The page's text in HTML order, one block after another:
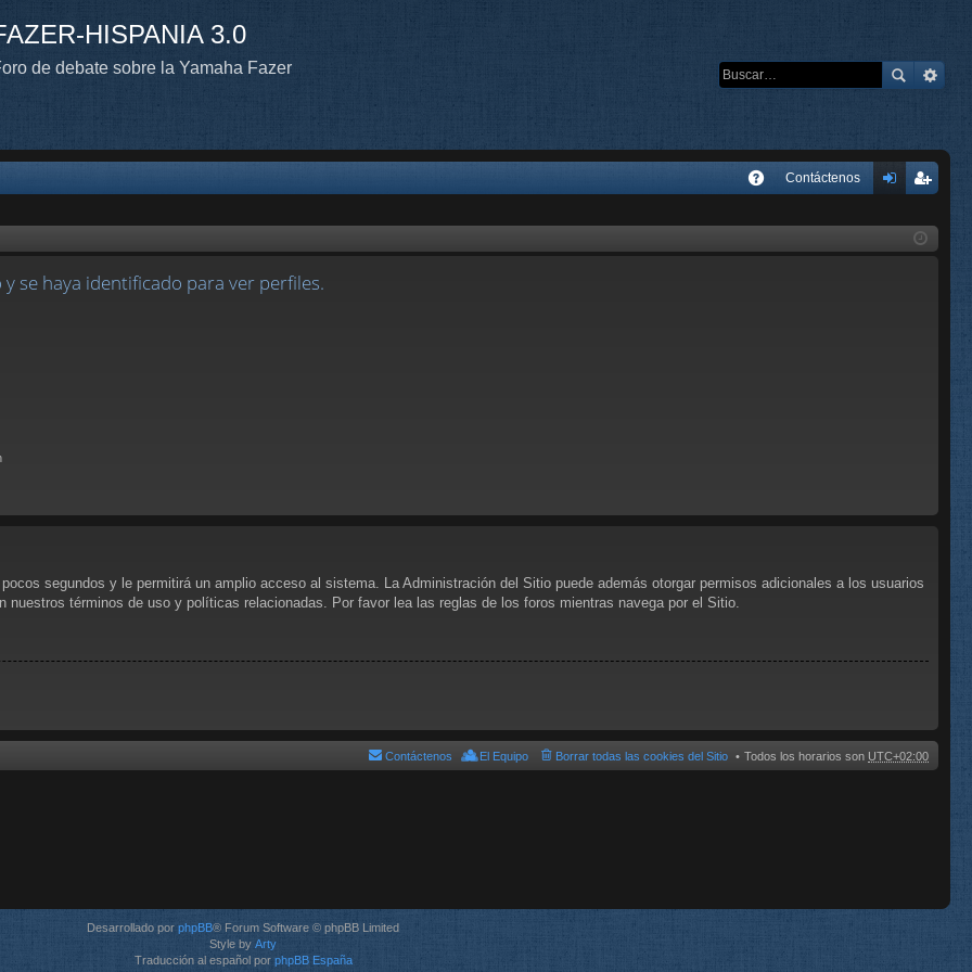
HISPANIA 3.0
de debate sobre la Yamaha Fazer
Contáctenos
ist
se haya identificado para ver perfiles.
segundos y le permitirá un amplio acceso al sistema. La Administración del Sitio puede además otorgar permisos adicionales a los usuarios
términos de uso y políticas relacionadas. Por favor lea las reglas de los foros mientras navega por el Sitio.
Todos los horarios son UTC+02:00
Borrar todas las cookies del Sitio
El Equipo
Contáctenos
Desarrollado por phpBB® Forum Software © phpBB Limited
Style by Arty
Traducción al español por phpBB España